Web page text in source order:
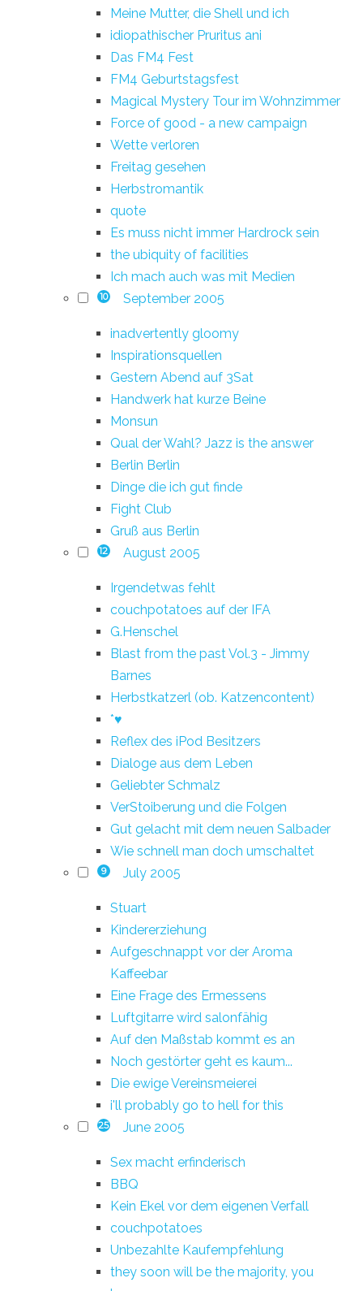
Meine Mutter, die Shell und ich
idiopathischer Pruritus ani
Das FM4 Fest
FM4 Geburtstagsfest
Magical Mystery Tour im Wohnzimmer
Force of good - a new campaign
Wette verloren
Freitag gesehen
Herbstromantik
quote
Es muss nicht immer Hardrock sein
the ubiquity of facilities
Ich mach auch was mit Medien
10 September 2005
inadvertently gloomy
Inspirationsquellen
Gestern Abend auf 3Sat
Handwerk hat kurze Beine
Monsun
Qual der Wahl? Jazz is the answer
Berlin Berlin
Dinge die ich gut finde
Fight Club
Gruß aus Berlin
12 August 2005
Irgendetwas fehlt
couchpotatoes auf der IFA
G.Henschel
Blast from the past Vol.3 - Jimmy
Barnes
Herbstkatzerl (ob. Katzencontent)
*♥
Reflex des iPod Besitzers
Dialoge aus dem Leben
Geliebter Schmalz
VerStoiberung und die Folgen
Gut gelacht mit dem neuen Salbader
Wie schnell man doch umschaltet
9 July 2005
Stuart
Kindererziehung
Aufgeschnappt vor der Aroma
Kaffeebar
Eine Frage des Ermessens
Luftgitarre wird salonfähig
Auf den Maßstab kommt es an
Noch gestörter geht es kaum...
Die ewige Vereinsmeierei
i'll probably go to hell for this
25 June 2005
Sex macht erfinderisch
BBQ
Kein Ekel vor dem eigenen Verfall
couchpotatoes
Unbezahlte Kaufempfehlung
they soon will be the majority, you